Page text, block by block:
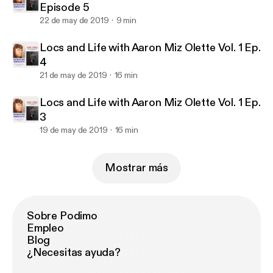
Episode 5
22 de may de 2019 9 min
Locs and Life with Aaron Miz Olette Vol. 1 Ep.
4
21 de may de 2019 16 min
Locs and Life with Aaron Miz Olette Vol. 1 Ep.
3
19 de may de 2019 16 min
Mostrar más
Sobre Podimo
Empleo
Blog
¿Necesitas ayuda?